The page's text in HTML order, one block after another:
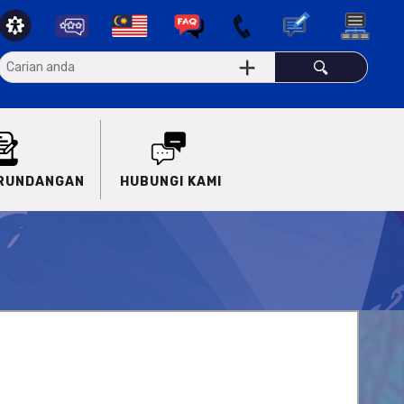
HUBUNGI KAMI